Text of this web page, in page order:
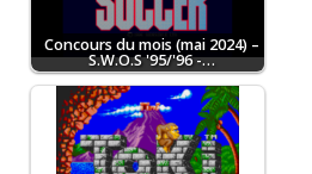
Concours du mois (mai 2024) –
S.W.O.S '95/'96 -…